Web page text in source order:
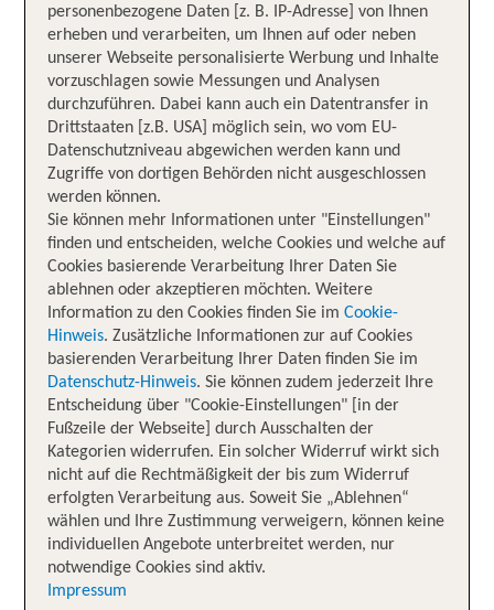
personenbezogene Daten [z. B. IP-Adresse] von Ihnen
erheben und verarbeiten, um Ihnen auf oder neben
unserer Webseite personalisierte Werbung und Inhalte
vorzuschlagen sowie Messungen und Analysen
durchzuführen. Dabei kann auch ein Datentransfer in
Drittstaaten [z.B. USA] möglich sein, wo vom EU-
Datenschutzniveau abgewichen werden kann und
Zugriffe von dortigen Behörden nicht ausgeschlossen
werden können.
Sie können mehr Informationen unter "Einstellungen"
finden und entscheiden, welche Cookies und welche auf
Cookies basierende Verarbeitung Ihrer Daten Sie
ablehnen oder akzeptieren möchten. Weitere
Information zu den Cookies finden Sie im Cookie-
Hinweis. Zusätzliche Informationen zur auf Cookies
basierenden Verarbeitung Ihrer Daten finden Sie im
Datenschutz-Hinweis. Sie können zudem jederzeit Ihre
Entscheidung über "Cookie-Einstellungen" [in der
Fußzeile der Webseite] durch Ausschalten der
Kategorien widerrufen. Ein solcher Widerruf wirkt sich
nicht auf die Rechtmäßigkeit der bis zum Widerruf
erfolgten Verarbeitung aus. Soweit Sie „Ablehnen“
wählen und Ihre Zustimmung verweigern, können keine
individuellen Angebote unterbreitet werden, nur
notwendige Cookies sind aktiv.
Impressum